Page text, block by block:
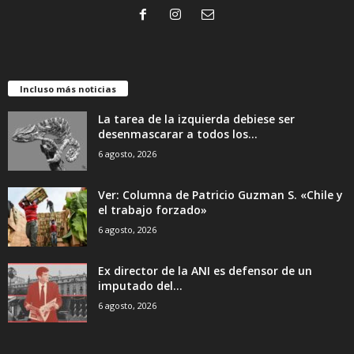
Incluso más noticias
La tarea de la izquierda debiese ser
desenmascarar a todos los...
6 agosto, 2026
Ver: Columna de Patricio Guzman S. «Chile y
el trabajo forzado»
6 agosto, 2026
Ex director de la ANI es defensor de un
imputado del...
6 agosto, 2026